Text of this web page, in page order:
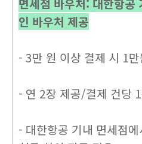
면세점 바우처: 대한항공
인 바우처 제공
- 3만 원 이상 결제 시 1
- 연 2장 제공/결제 건당
- 대한항공 기내 면세점